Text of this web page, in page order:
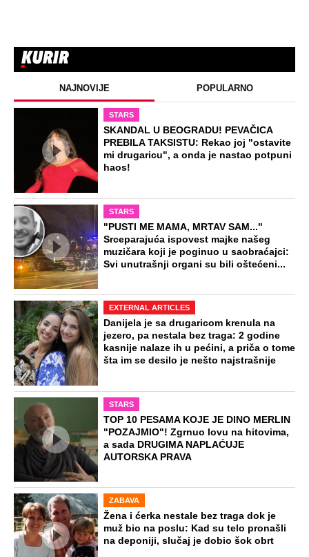
NAJNOVIJE POPULARNO
STARS
SKANDAL U BEOGRADU! PEVAČICA
PREBILA TAKSISTU: Rekao joj "ostavite
mi drugaricu", a onda je nastao potpuni
haos!
STARS
"PUSTI ME MAMA, MRTAV SAM..."
Srceparajuća ispovest majke našeg
muzičara koji je poginuo u saobraćajci:
Svi unutrašnji organi su bili oštećeni...
EXTERNAL ARTICLES
Danijela je sa drugaricom krenula na
jezero, pa nestala bez traga: 2 godine
kasnije nalaze ih u pećini, a priča o tome
šta im se desilo je nešto najstrašnije
STARS
TOP 10 PESAMA KOJE JE DINO MERLIN
"POZAJMIO"! Zgrnuo lovu na hitovima,
a sada DRUGIMA NAPLAĆUJE
AUTORSKA PRAVA
ZABAVA
Žena i ćerka nestale bez traga dok je
muž bio na poslu: Kad su telo pronašli
na deponiji, slučaj je dobio šok obrt